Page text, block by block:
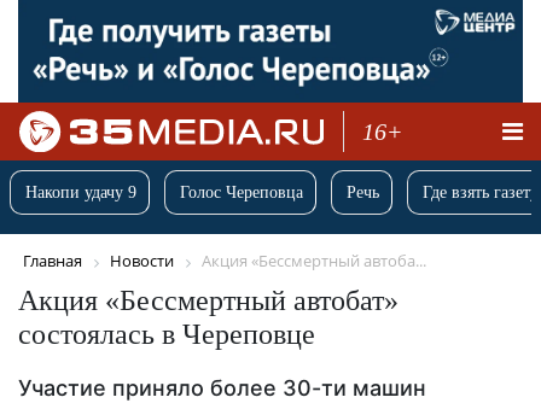
16+
Накопи удачу 9 Голос Череповца Речь Где взять
Главная Новости Акция «Бессмертный автоба...
Акция «Бессмертный автобат»
состоялась в Череповце
Участие приняло более 30-ти машин